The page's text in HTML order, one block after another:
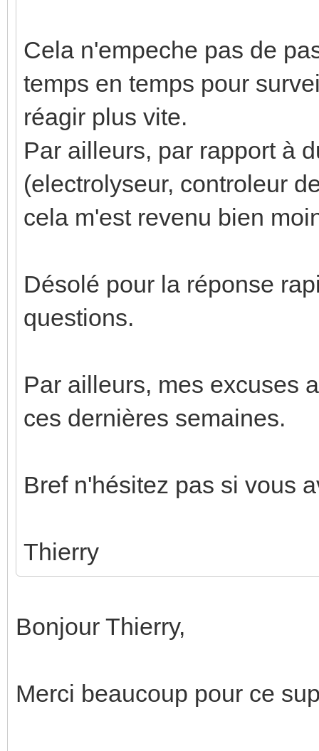
Cela n'empeche pas de
temps en temps pour
réagir plus vite.
Par ailleurs, par rapport à
(electrolyseur, controleur
cela m'est revenu bien
Désolé pour la réponse
questions.
Par ailleurs, mes excuses
ces dernières semaines.
Bref n'hésitez pas si vous
Thierry
Bonjour Thierry,
Merci beaucoup pour ce